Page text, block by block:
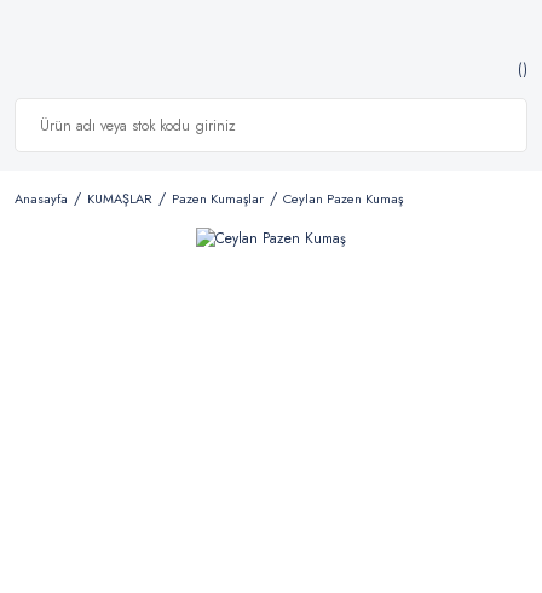
Anasayfa KUMAŞLAR Pazen Kumaşlar Ceylan Pazen Kumaş